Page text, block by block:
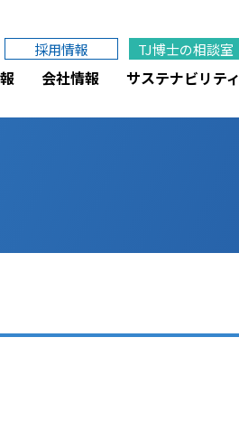
採用情報 TJ博士の相談室
会社情報 サステナビリティ